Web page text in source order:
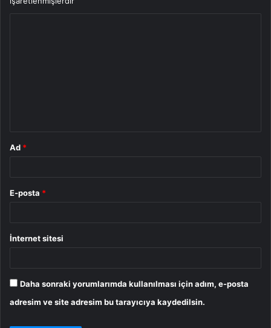
Ad *
E-posta *
İnternet sitesi
Daha sonraki yorumlarımda kullanılması için adım, e-posta
adresim ve site adresim bu tarayıcıya kaydedilsin.